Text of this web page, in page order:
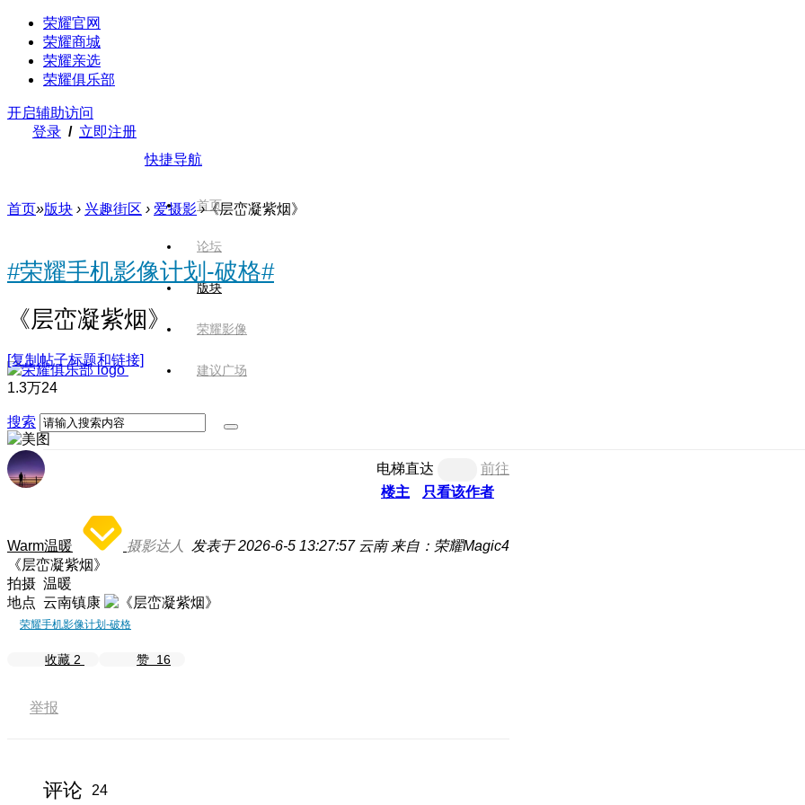
荣耀官网
荣耀商城
荣耀亲选
荣耀俱乐部
开启辅助访问
登录 / 立即注册
快捷导航
首页
论坛
版块
荣耀影像
建议广场
搜索
首页»版块 › 兴趣街区 › 爱摄影 ›《层峦凝紫烟》
#荣耀手机影像计划-破格#
《层峦凝紫烟》
[复制帖子标题和链接]
1.3万24
电梯直达
前往
楼主
只看该作者
Warm温暖 摄影达人 发表于 2026-6-5 13:27:57 云南 来自：荣耀Magic4
《层峦凝紫烟》
拍摄 温暖
地点 云南镇康
荣耀手机影像计划-破格
收藏 2 赞 16
举报
评论 24